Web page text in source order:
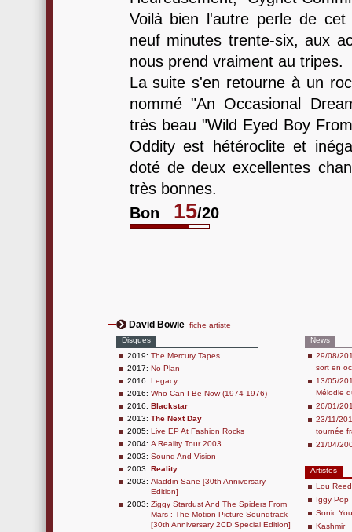
Voilà bien l'autre perle de
neuf minutes trente-six, aux
nous prend vraiment au tripes.
La suite s'en retourne à un
nommé "An Occasional
très beau "Wild Eyed Boy
Oddity est hétéroclite et
doté de deux excellentes
très bonnes.
Bon
15/20
David Bowie fiche artiste
Disques
2019: The Mercury Tapes
2017: No Plan
2016: Legacy
2016: Who Can I Be Now (1974-1976)
2016: Blackstar
2013: The Next Day
2005: Live EP At Fashion Rocks
2004: A Reality Tour 2003
2003: Sound And Vision
2003: Reality
2003: Aladdin Sane [30th Anniversary
Edition]
2003: Ziggy Stardust And The Spiders From
Mars : The Motion Picture Soundtrack
[30th Anniversary 2CD Special Edition]
News
29/08/
sort en
13/05/
Mélodie
26/01/
23/11/
tournée
21/04/
Artistes
Lou Reed
Iggy Pop
Sonic
Kashmir